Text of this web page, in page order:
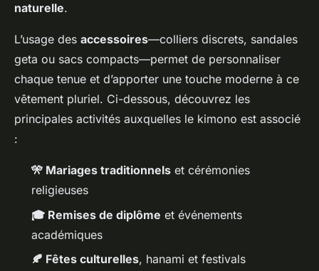
naturelle.
L’usage des accessoires—colliers discrets, sandales
geta ou sacs compacts—permet de personnaliser
chaque tenue et d’apporter une touche moderne à ce
vêtement pluriel. Ci-dessous, découvrez les
principales activités auxquelles le kimono est associé
:
🎌 Mariages traditionnels et cérémonies
religieuses
🎓 Remises de diplôme et événements
académiques
🍂 Fêtes culturelles, hanami et festivals